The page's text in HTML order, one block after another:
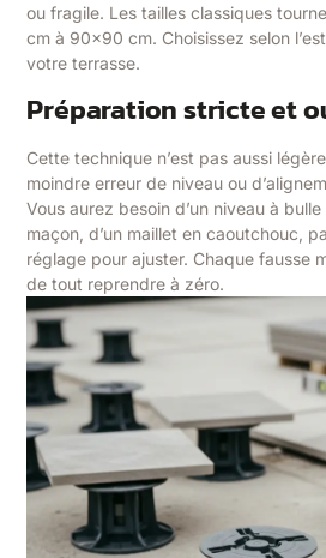
ou fragile. Les tailles classiques
cm à 90×90 cm. Choisissez selon
votre terrasse.
Préparation stricte et
Cette technique n’est pas aussi légère
moindre erreur de niveau ou
Vous aurez besoin d’un niveau à
maçon, d’un maillet en caoutchouc,
réglage pour ajuster. Chaque fausse
de tout reprendre à zéro.